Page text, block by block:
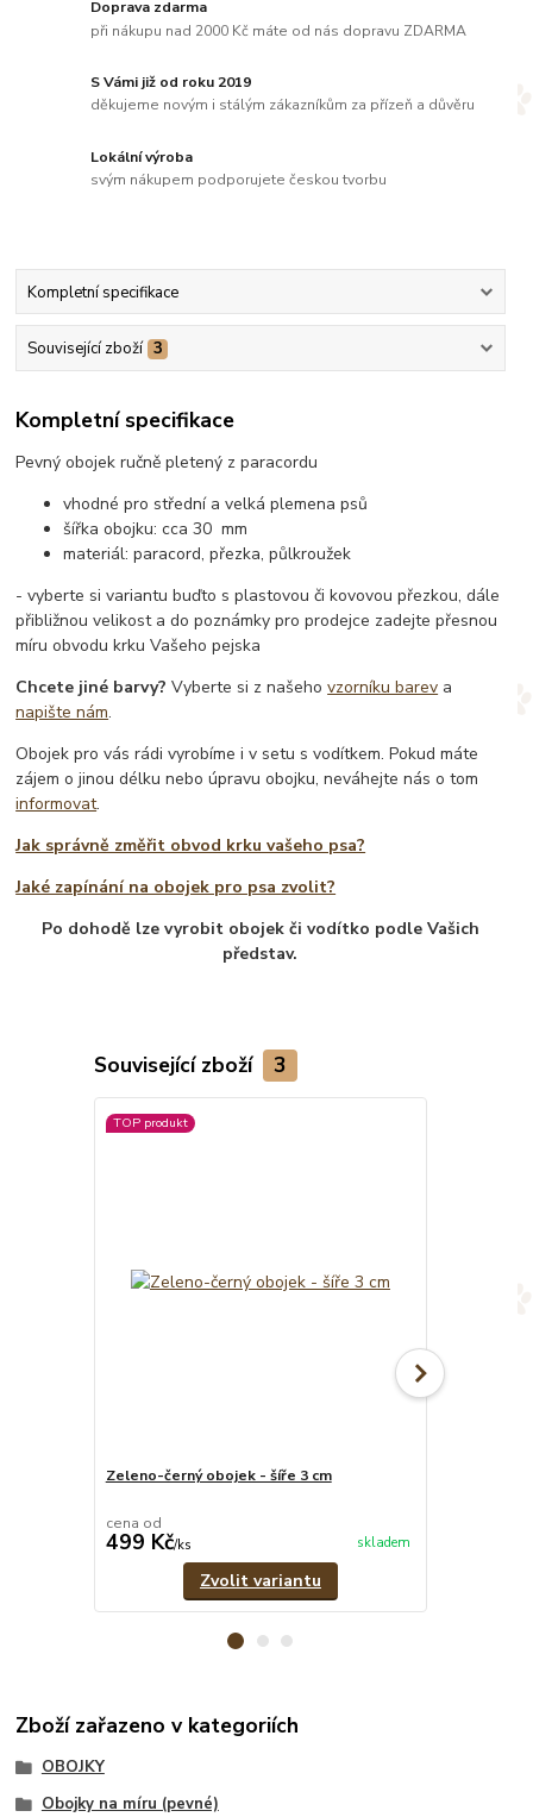
Doprava zdarma
při nákupu nad 2000 Kč máte od nás dopravu ZDARMA
S Vámi již od roku 2019
děkujeme novým i stálým zákazníkům za přízeň a důvěru
Lokální výroba
svým nákupem podporujete českou tvorbu
Kompletní specifikace
Související zboží 3
Kompletní specifikace
Pevný obojek ručně pletený z paracordu
vhodné pro střední a velká plemena psů
šířka obojku: cca 30 mm
materiál: paracord, přezka, půlkroužek
- vyberte si variantu buďto s plastovou či kovovou přezkou, dále
přibližnou velikost a do poznámky pro prodejce zadejte přesnou
míru obvodu krku Vašeho pejska
Chcete jiné barvy? Vyberte si z našehovzorníku barev a
napište nám.
Obojek pro vás rádi vyrobíme i v setu s vodítkem. Pokud máte
zájem o jinou délku nebo úpravu obojku, neváhejte nás o tom
informovat.
Jak správně změřit obvod krku vašeho psa?
Jaké zapínání na obojek pro psa zvolit?
Po dohodě lze vyrobit obojek či vodítko podle Vašich
představ.
Související zboží 3
TOP produkt
Zeleno-černý obojek - šíře 3 cm
cena od
499 Kč/ks skladem
Zvolit variantu
Zboží zařazeno v kategoriích
OBOJKY
Obojky na míru (pevné)